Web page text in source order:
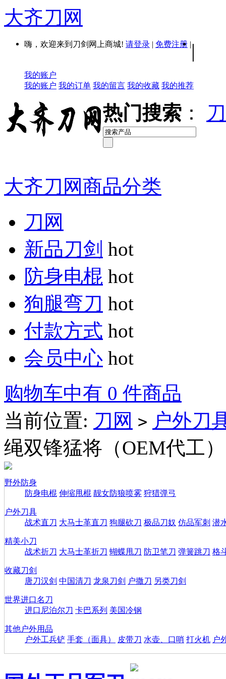
大齐刀网
嗨，欢迎来到刀剑网上商城! 请登录 | 免费注册 | |
我的账户
我的账户 我的订单 我的留言 我的收藏 我的推荐
热门搜索 ：
大齐刀网商品分类
刀网
新品刀剑 hot
防身电棍 hot
狗腿弯刀 hot
付款方式 hot
会员中心 hot
购物车中有 0 件商品
当前位置: 刀网 > 户外刀
绳双锋猛将（OEM代工）
野外防身
防身电棍 伸缩甩棍 靓女防狼喷雾 狩猎弹弓
户外刀具
战术直刀 大马士革直刀 狗腿砍刀 极品刀奴 仿品军刺 潜
精美小刀
战术折刀 大马士革折刀 蝴蝶甩刀 防卫笔刀 弹簧跳刀 格
收藏刀剑
唐刀汉剑 中国清刀 龙泉刀剑 户撒刀 另类刀剑
世界进口名刀
进口尼泊尔刀 卡巴系列 美国冷钢
其他户外用品
户外工兵铲 手套（面具） 皮带刀 水壶、口哨 打火机 户